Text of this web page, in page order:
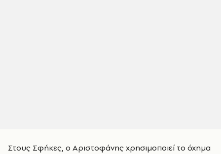
Στους Σφήκες, ο Αριστοφάνης χρησιμοποιεί το όχημα